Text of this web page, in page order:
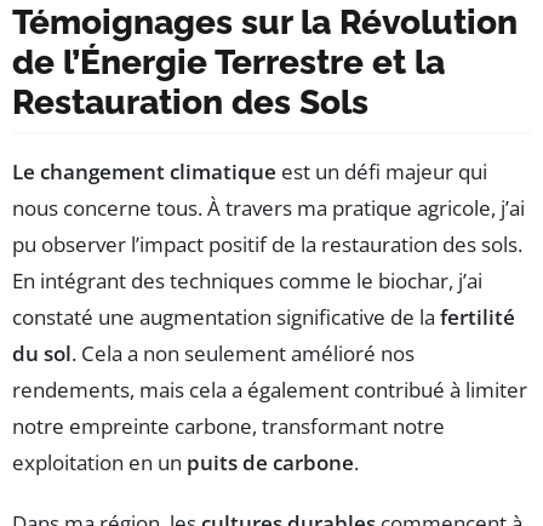
Témoignages sur la Révolution
de l’Énergie Terrestre et la
Restauration des Sols
Le changement climatique est un défi majeur qui
nous concerne tous. À travers ma pratique agricole, j’ai
pu observer l’impact positif de la restauration des sols.
En intégrant des techniques comme le biochar, j’ai
constaté une augmentation significative de la fertilité
du sol. Cela a non seulement amélioré nos
rendements, mais cela a également contribué à limiter
notre empreinte carbone, transformant notre
exploitation en un puits de carbone.